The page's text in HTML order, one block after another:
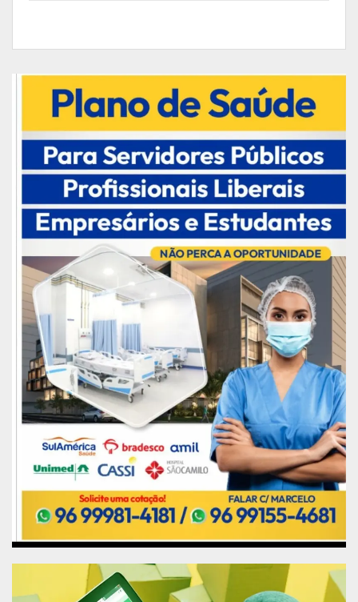
operação era considerada uma rotina
contornável, ela e outros cinco passageiros
médico, além de desistirem de continuar no voo.
Sueli só embarca para o Amapá na noite desta
quarta-feira, pois amanhã participa do Fórum dos
Governadores da Amazônia, em Macapá.